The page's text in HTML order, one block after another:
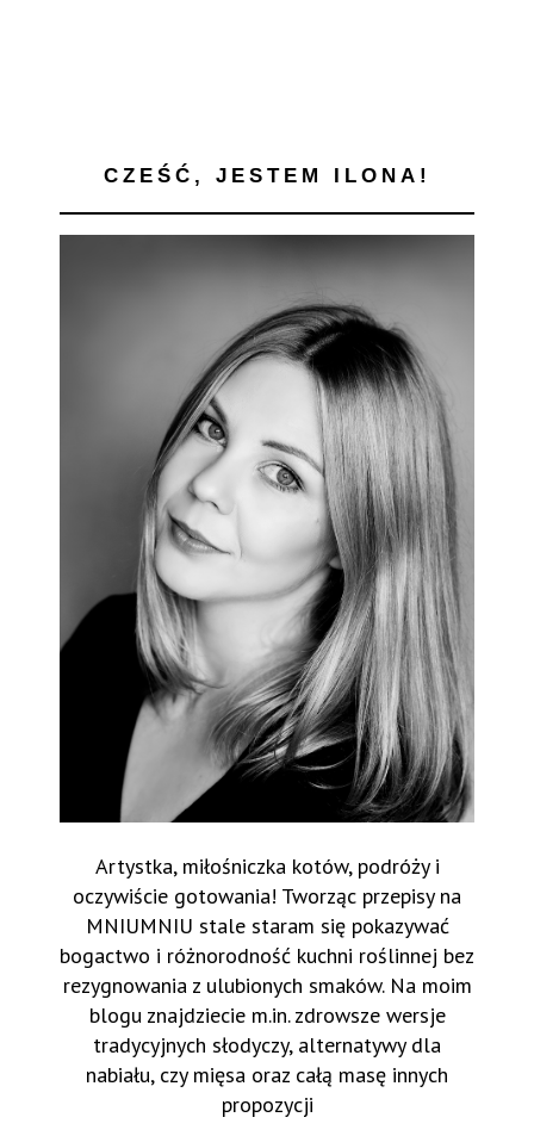
CZEŚĆ, JESTEM ILONA!
Artystka, miłośniczka kotów, podróży i
oczywiście gotowania! Tworząc przepisy na
MNIUMNIU stale staram się pokazywać
bogactwo i różnorodność kuchni roślinnej bez
rezygnowania z ulubionych smaków. Na moim
blogu znajdziecie m.in. zdrowsze wersje
tradycyjnych słodyczy, alternatywy dla
nabiału, czy mięsa oraz całą masę innych
propozycji